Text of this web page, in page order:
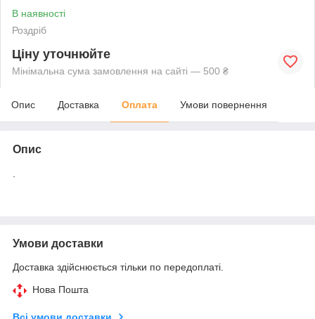
В наявності
Роздріб
Ціну уточнюйте
Мінімальна сума замовлення на сайті — 500 ₴
Опис Доставка Оплата Умови повернення
Опис
Умови доставки
Доставка здійснюється тільки по передоплаті.
Нова Пошта
Всі умови доставки